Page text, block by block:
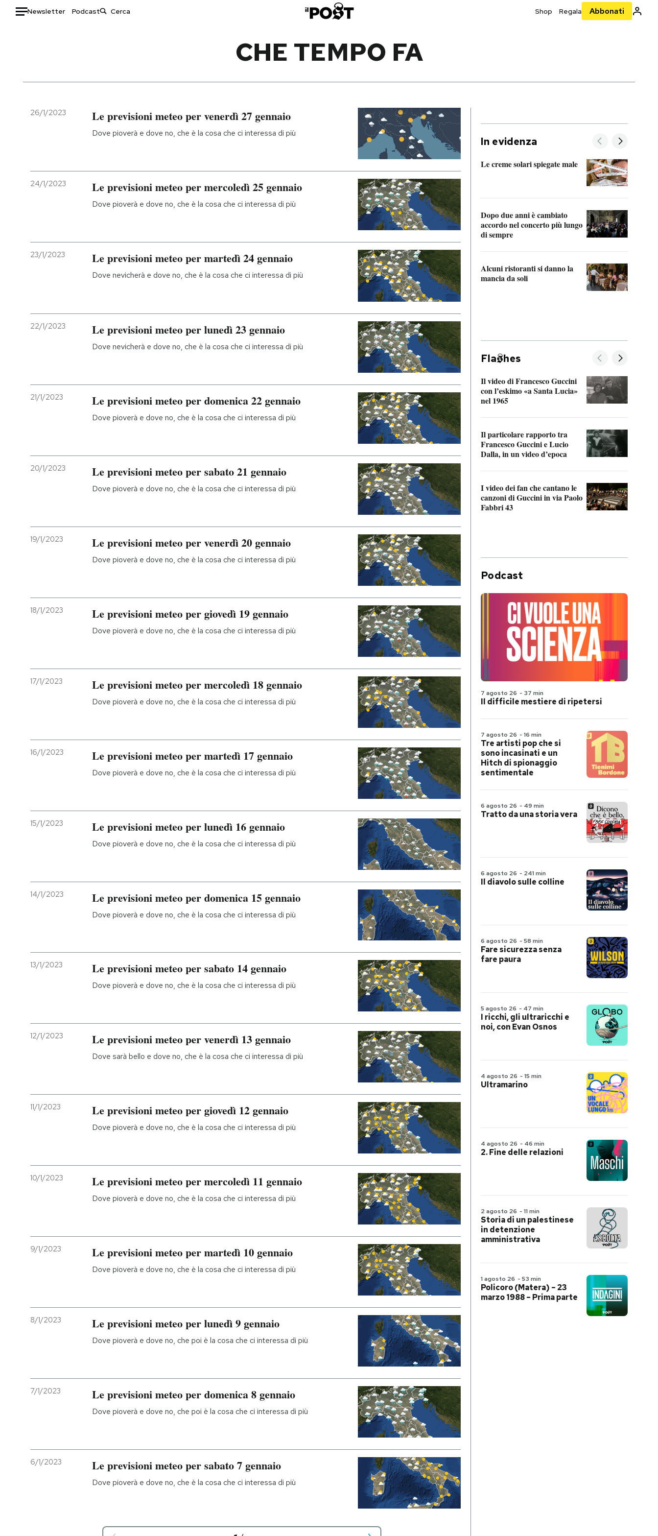
Newsletter Podcast Shop Regala Abbonati
Italia
Politica
Economia
Moda
Ok Boomer!
Mondiali calcio 2026
AREA PERSONALE
CHE TEMPO FA
26/1/2023 Le previsioni meteo per venerdì 27 gennaio
Dove pioverà e dove no, che è la cosa che ci interessa di più
24/1/2023 Le previsioni meteo per mercoledì 25 gennaio
Dove pioverà e dove no, che è la cosa che ci interessa di più
23/1/2023 Le previsioni meteo per martedì 24 gennaio
Dove nevicherà e dove no, che è la cosa che ci interessa di più
22/1/2023 Le previsioni meteo per lunedì 23 gennaio
Dove nevicherà e dove no, che è la cosa che ci interessa di più
21/1/2023 Le previsioni meteo per domenica 22 gennaio
Dove pioverà e dove no, che è la cosa che ci interessa di più
20/1/2023 Le previsioni meteo per sabato 21 gennaio
Dove pioverà e dove no, che è la cosa che ci interessa di più
19/1/2023 Le previsioni meteo per venerdì 20 gennaio
Dove pioverà e dove no, che è la cosa che ci interessa di più
18/1/2023 Le previsioni meteo per giovedì 19 gennaio
Dove pioverà e dove no, che è la cosa che ci interessa di più
17/1/2023 Le previsioni meteo per mercoledì 18 gennaio
Dove pioverà e dove no, che è la cosa che ci interessa di più
16/1/2023 Le previsioni meteo per martedì 17 gennaio
Dove pioverà e dove no, che è la cosa che ci interessa di più
15/1/2023 Le previsioni meteo per lunedì 16 gennaio
Dove pioverà e dove no, che è la cosa che ci interessa di più
14/1/2023 Le previsioni meteo per domenica 15 gennaio
Dove pioverà e dove no, che è la cosa che ci interessa di più
13/1/2023 Le previsioni meteo per sabato 14 gennaio
Dove pioverà e dove no, che è la cosa che ci interessa di più
12/1/2023 Le previsioni meteo per venerdì 13 gennaio
Dove sarà bello e dove no, che è la cosa che ci interessa di più
11/1/2023 Le previsioni meteo per giovedì 12 gennaio
Dove pioverà e dove no, che è la cosa che ci interessa di più
10/1/2023 Le previsioni meteo per mercoledì 11 gennaio
Dove pioverà e dove no, che è la cosa che ci interessa di più
9/1/2023 Le previsioni meteo per martedì 10 gennaio
Dove pioverà e dove no, che è la cosa che ci interessa di più
8/1/2023 Le previsioni meteo per lunedì 9 gennaio
Dove pioverà e dove no, che poi è la cosa che ci interessa di più
7/1/2023 Le previsioni meteo per domenica 8 gennaio
Dove pioverà e dove no, che poi è la cosa che ci interessa di più
6/1/2023 Le previsioni meteo per sabato 7 gennaio
Dove pioverà e dove no, che è la cosa che ci interessa di più
In evidenza
Le creme solari spiegate male
Dopo due anni è cambiato
accordo nel concerto più lungo
di sempre
Alcuni ristoranti si danno la
mancia da soli
Fla hes
Il video di Francesco Guccini
con l’eskimo «a Santa Lucia»
nel 1965
Il particolare rapporto tra
Francesco Guccini e Lucio
Dalla, in un video d’epoca
I video dei fan che cantano le
canzoni di Guccini in via Paolo
Fabbri 43
Podcast
7 agosto 26 - 37 min
Il difficile mestiere di ripetersi
7 agosto 26 - 16 min
Tre artisti pop che si
sono incasinati e un
Hitch di spionaggio
sentimentale
6 agosto 26 - 49 min
Tratto da una storia vera
6 agosto 26 - 241 min
Il diavolo sulle colline
6 agosto 26 - 58 min
Fare sicurezza senza
fare paura
5 agosto 26 - 47 min
I ricchi, gli ultraricchi e
noi, con Evan Osnos
4 agosto 26 - 15 min
Ultramarino
4 agosto 26 - 46 min
2. Fine delle relazioni
2 agosto 26 - 11 min
Storia di un palestinese
in detenzione
amministrativa
1 agosto 26 - 53 min
Policoro (Matera) – 23
marzo 1988 – Prima parte